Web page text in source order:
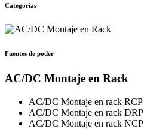
Categorías
Fuentes de poder
AC/DC Montaje en Rack
AC/DC Montaje en rack RCP
AC/DC Montaje en rack DRP
AC/DC Montaje en rack NCP